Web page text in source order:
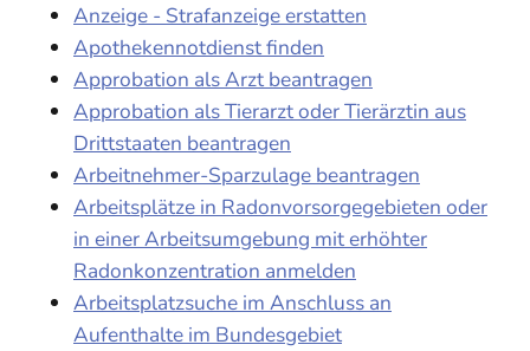
Anzeige - Strafanzeige erstatten
Apothekennotdienst finden
Approbation als Arzt beantragen
Approbation als Tierarzt oder Tierärztin aus
Drittstaaten beantragen
Arbeitnehmer-Sparzulage beantragen
Arbeitsplätze in Radonvorsorgegebieten oder
in einer Arbeitsumgebung mit erhöhter
Radonkonzentration anmelden
Arbeitsplatzsuche im Anschluss an
Aufenthalte im Bundesgebiet